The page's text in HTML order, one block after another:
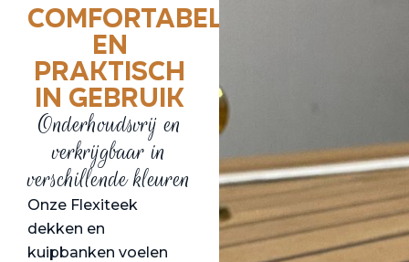
Comfortabel
en
praktisch
in gebruik
Onderhoudsvrij en
verkrijgbaar in
verschillende kleuren
Onze Flexiteek
dekken en
kuipbanken voelen